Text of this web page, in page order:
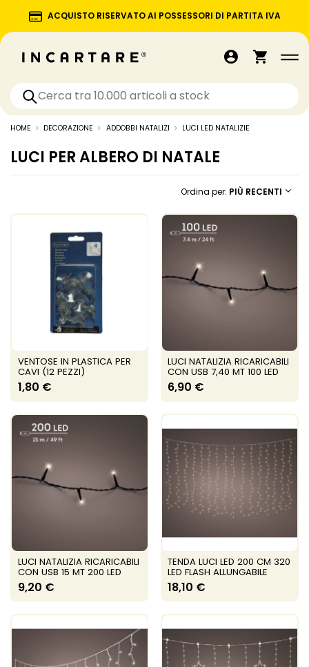
ACQUISTO RISERVATO AI POSSESSORI DI PARTITA IVA
HOME DECORAZIONE ADDOBBI NATALIZI LUCI LED NATALIZIE
LUCI PER ALBERO DI NATALE
Ordina per: PIÙ RECENTI
VENTOSE IN PLASTICA PER
CAVI (12 PEZZI)
1,80 €
LUCI NATALIZIA RICARICABILI
CON USB 7,40 MT 100 LED
6,90 €
LUCI NATALIZIA RICARICABILI
CON USB 15 MT 200 LED
9,20 €
TENDA LUCI LED 200 CM 320
LED FLASH ALLUNGABILE
18,10 €